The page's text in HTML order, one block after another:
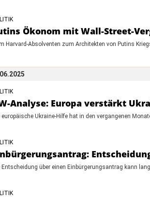
Ökonom mit Wall-Street-
Harvard-Absolventen zum Architekten von Putins
Analyse: Europa verstärkt
europäische Ukraine-Hilfe hat in den vergangenen
Entscheidung über einen Einbürgerungsantrag kann